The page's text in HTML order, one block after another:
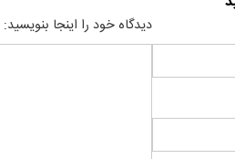
دیدگاه خود را اینجا بنویسید: